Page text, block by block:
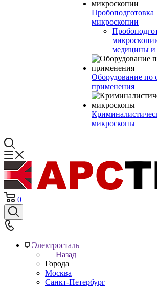
Пробоподготовка
микроскопии
медицины и
Оборудование по
применения
микроскопы
0
Электросталь
Назад
Города
Москва
Санкт-Петербург